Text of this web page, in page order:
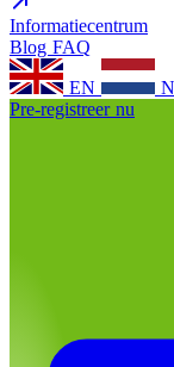
Informatiecentrum
Blog FAQ
EN
Pre-registreer nu